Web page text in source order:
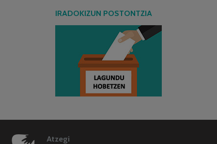
IRADOKIZUN POSTONTZIA
Atzegi